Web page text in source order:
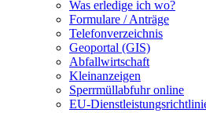
Was erledige ich wo?
Formulare / Anträge
Telefonverzeichnis
Geoportal (GIS)
Abfallwirtschaft
Kleinanzeigen
Sperrmüllabfuhr online
EU-